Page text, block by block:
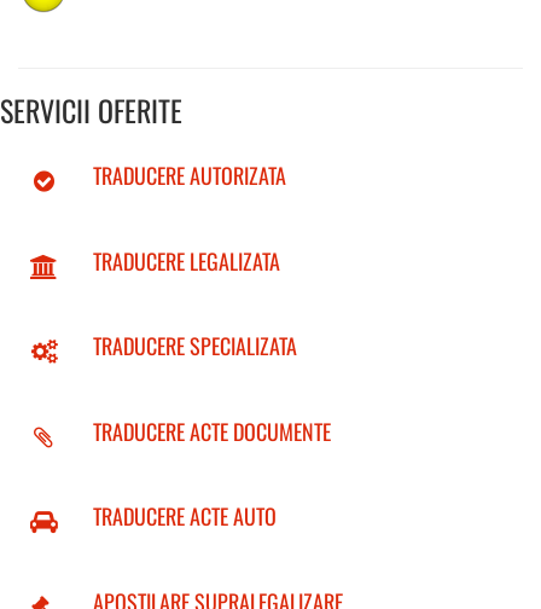
SERVICII OFERITE
TRADUCERE AUTORIZATA
TRADUCERE LEGALIZATA
TRADUCERE SPECIALIZATA
TRADUCERE ACTE DOCUMENTE
TRADUCERE ACTE AUTO
APOSTILARE SUPRALEGALIZARE